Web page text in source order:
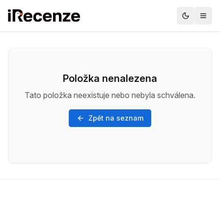
Položka nenalezena
Tato položka neexistuje nebo nebyla schválena.
Zpět na seznam